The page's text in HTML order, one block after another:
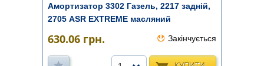
Амортизатор 3302 Газель, 2217 задній,
2705 ASR EXTREME масляний
630.06 грн. Закінчується